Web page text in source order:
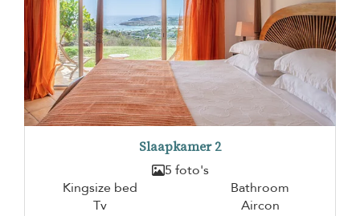
Slaapkamer 2
5 foto's
Kingsize bed
Bathroom
Tv
Aircon